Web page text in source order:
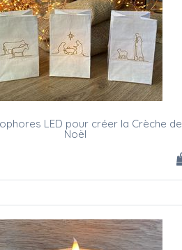
LED pour créer la Crèche de
Noël